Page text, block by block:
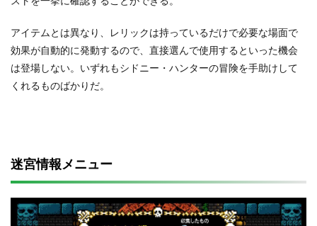
アイテムとは異なり、レリックは持っているだけで必要な場面で
効果が自動的に発動するので、直接選んで使用するといった機会
は登場しない。いずれもシドニー・ハンターの冒険を手助けして
くれるものばかりだ。
迷宮情報メニュー